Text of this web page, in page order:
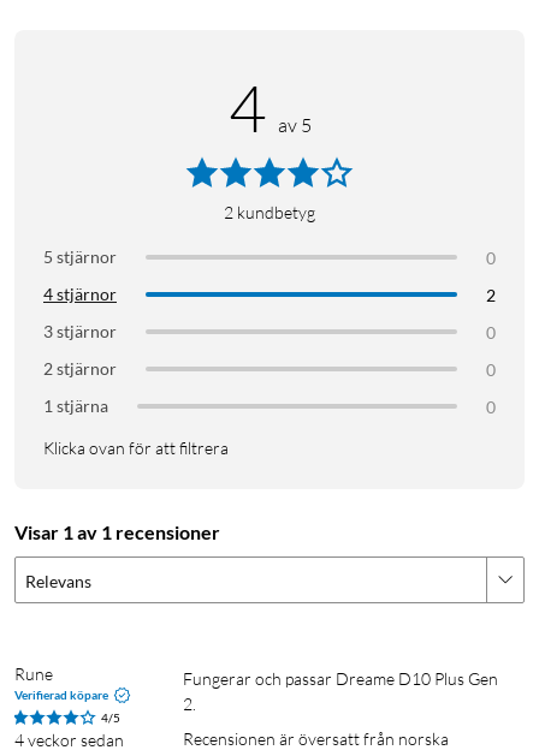
Produkttyp: Dammsugarpåse
Kapacitet: 3,2 liter per påse
Antal i förpackning: 3 st
Kompatibla modeller: L10s Ultra Gen 2, L40 Ultra, L40s Pro
Material: Flerskiktat
I förpackningen
3 × Dammsugarpåsar (3,2 liter)
4 av 5
2 kundbetyg
5 stjärnor
0
4 stjärnor
2
3 stjärnor
0
2 stjärnor
0
1 stjärna
0
Klicka ovan för att filtrera
Visar 1 av 1 recensioner
Relevans
Rune
Verifierad köpare
4/5
4 veckor sedan
Fungerar och passar Dreame D10 Plus Gen
2.
Recensionen är översatt från norska